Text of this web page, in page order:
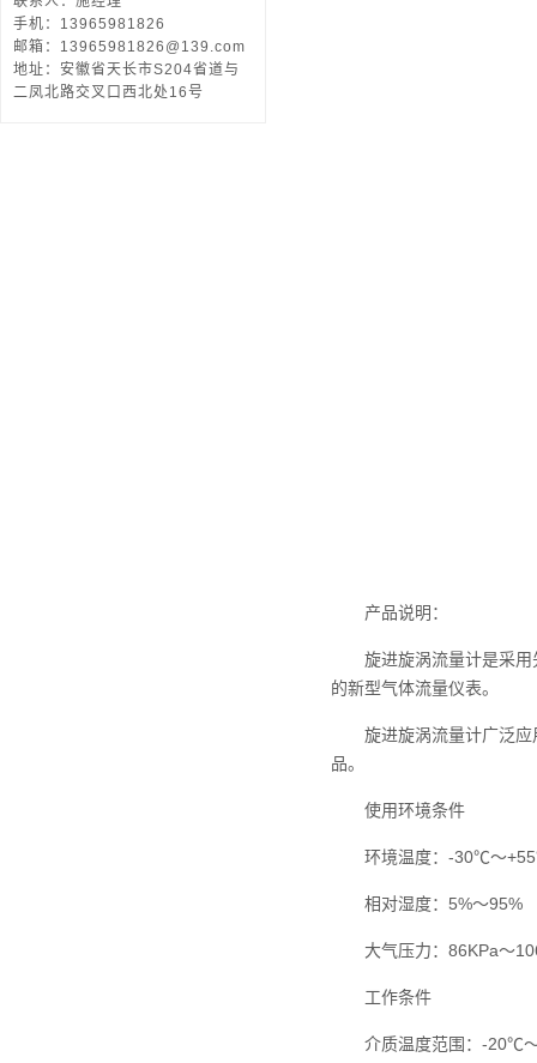
手机：13965981826
邮箱：13965981826@139.com
地址：安徽省天长市S204省道与
二凤北路交叉口西北处16号
产品说明：
旋进旋涡流量计是采用先
的新型气体流量仪表。
旋进旋涡流量计广泛应用
品。
使用环境条件
环境温度：-30℃～
相对湿度：5%～95%
大气压力：86KPa～
工作条件
介质温度范围：-20℃